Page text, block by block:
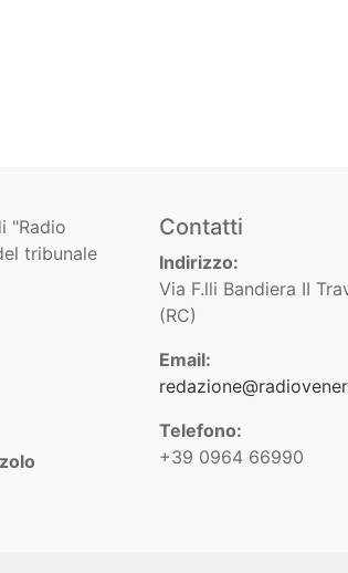
"Radio
tribunale
Contatti
Indirizzo:
Via F.lli Bandiera II
(RC)
Email:
Telefono:
+39 0964 66990